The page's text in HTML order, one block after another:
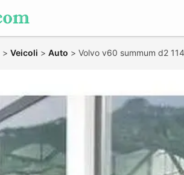
> Veicoli > Auto > Volvo v60 summum d2